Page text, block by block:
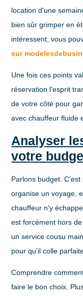
location d'une
bien sûr grimper en
intéressent, vous
sur
Une fois ces points
réservation l'esprit
de votre côté pour
avec chauffeur fluide
Analyser
votre
Parlons budget.
organise un voyage,
chauffeur n'y
est forcément hors
un service cousu
pour qu'il colle
Comprendre
faire le bon choix.